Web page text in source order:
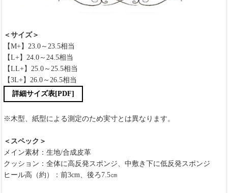
＜サイズ＞
【M+】23.0～23.5相当
【L+】24.0～24.5相当
【LL+】25.0～25.5相当
【3L+】26.0～26.5相当
詳細サイズ表[PDF]
※木型、紙型による測定のため実寸とは異なります。
＜スペック＞
メイン素材：生地/合成皮革
クッション：全体に高反発スポンジ、中敷き下に低反発スポンジ
ヒール高（約）：前3cm、後ろ7.5㎝